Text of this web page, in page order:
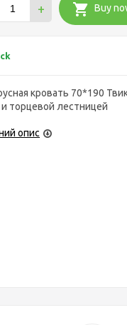
+ Buy
кровать 70*190
торцевой лестницей
опис